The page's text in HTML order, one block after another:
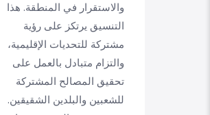
والاستقرار في المنطقة. هذا
التنسيق يرتكز على رؤية
مشتركة للتحديات الإقليمية،
والتزام متبادل بالعمل على
تحقيق المصالح المشتركة
للشعبين والبلدين الشقيقين.